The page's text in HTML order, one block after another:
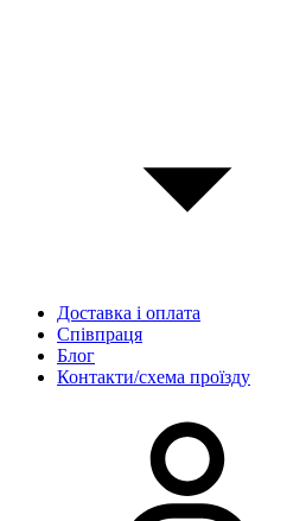
Доставка і оплата
Співпраця
Блог
Контакти/схема проїзду